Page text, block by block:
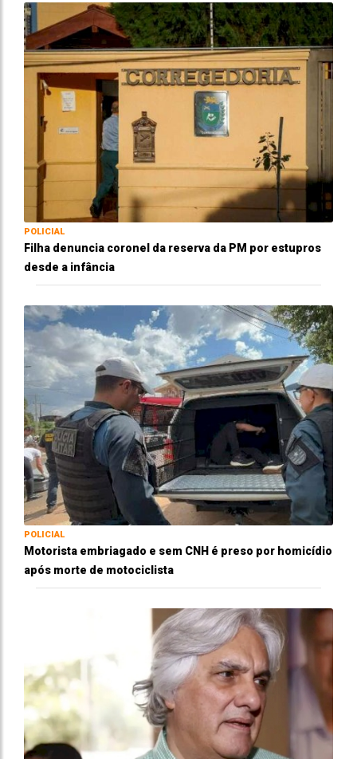
POLICIAL
Filha denuncia coronel da reserva da PM por estupros
desde a infância
POLICIAL
Motorista embriagado e sem CNH é preso por homicídio
após morte de motociclista